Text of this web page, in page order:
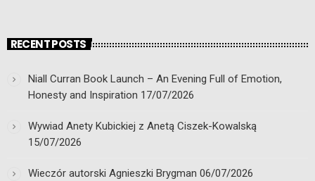
RECENT POSTS
Niall Curran Book Launch – An Evening Full of Emotion,
Honesty and Inspiration 17/07/2026
Wywiad Anety Kubickiej z Anetą Ciszek-Kowalską
15/07/2026
Wieczór autorski Agnieszki Brygman 06/07/2026